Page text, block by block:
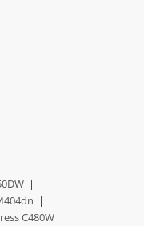
|
|
C480W |